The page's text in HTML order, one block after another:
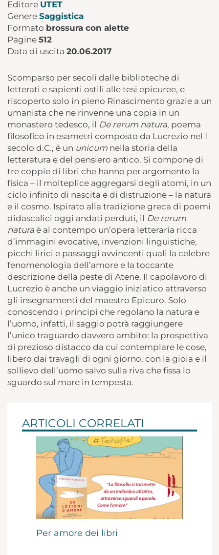
Editore UTET
Genere Saggistica
Formato brossura con alette
Pagine 512
Data di uscita 20.06.2017
Scomparso per secoli dalle biblioteche di
letterati e sapienti ostili alle tesi epicuree, e
riscoperto solo in pieno Rinascimento grazie a un
umanista che ne rinvenne una copia in un
monastero tedesco, il De rerum natura, poema
filosofico in esametri composto da Lucrezio nel I
secolo d.C., è un unicum nella storia della
letteratura e del pensiero antico. Si compone di
tre coppie di libri che hanno per argomento la
fisica – il molteplice aggregarsi degli atomi, in un
ciclo infinito di nascita e di distruzione – la natura
e il cosmo. Ispirato alla tradizione greca di poemi
didascalici oggi andati perduti, il De rerum
natura è al contempo un’opera letteraria ricca
d’immagini evocative, invenzioni linguistiche,
picchi lirici e passaggi avvincenti quali la celebre
fenomenologia dell’amore e la toccante
descrizione della peste di Atene. Il capolavoro di
Lucrezio è anche un viaggio iniziatico attraverso
gli insegnamenti del maestro Epicuro. Solo
conoscendo i principi che regolano la natura e
l’uomo, infatti, il saggio potrà raggiungere
l’unico traguardo davvero ambito: la prospettiva
di prezioso distacco da cui contemplare le cose,
libero dai travagli di ogni giorno, con la gioia e il
sollievo dell’uomo salvo sulla riva che fissa lo
sguardo sul mare in tempesta.
ARTICOLI CORRELATI
Per amore dei libri